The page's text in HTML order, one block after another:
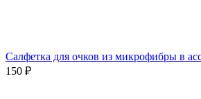
Салфетка для очков из микрофибры в
150 ₽